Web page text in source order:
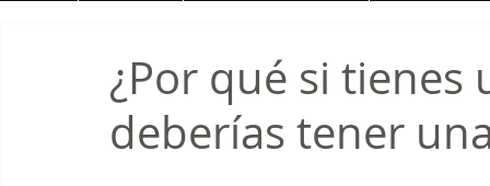
¿Por qué si tienes
deberías tener